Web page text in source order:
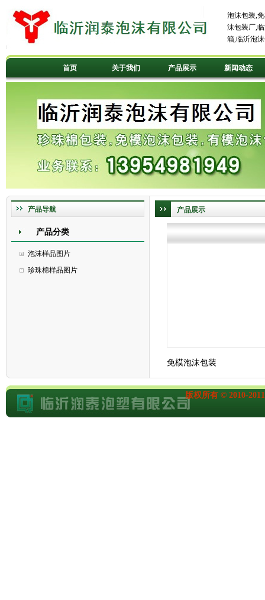
泡沫包装,
沫包装厂,
箱,临沂泡
首页 关于我们 产品展示 新闻动态
产品导航
产品分类
泡沫样品图片
珍珠棉样品图片
产品展示
免模泡沫包装
版权所有 © 2010-